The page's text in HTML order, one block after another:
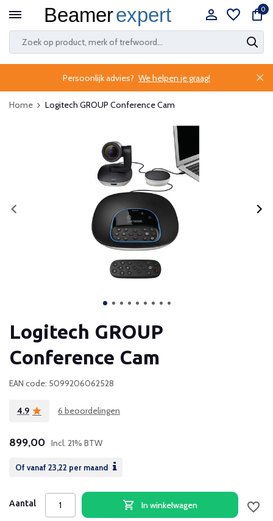
0
Persoonlijk advies? We helpen je graag!
Home Logitech GROUP Conference Cam
Logitech GROUP
Conference Cam
EAN code: 5099206062528
4.9 6 beoordelingen
899,00 Incl. 21% BTW
Of vanaf 23,22 per maand
Aantal In winkelwagen